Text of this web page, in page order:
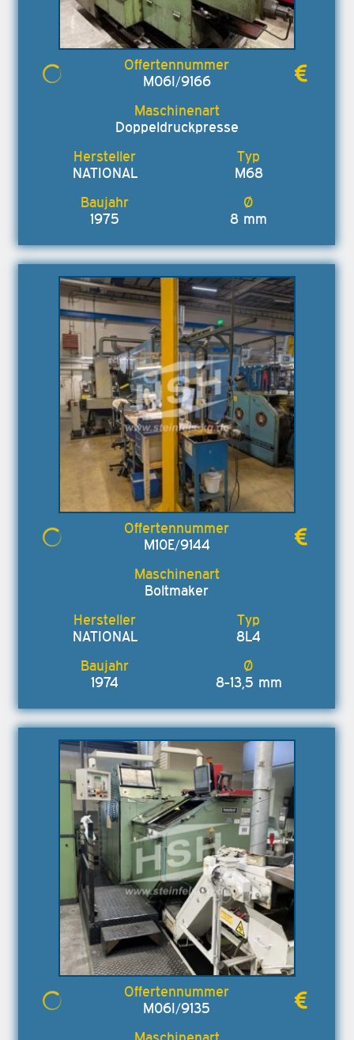
M06I/9166
Doppeldruckpresse
NATIONAL M68
1975 8 mm
M10E/9144
Boltmaker
NATIONAL 8L4
1974 8-13,5 mm
M06I/9135